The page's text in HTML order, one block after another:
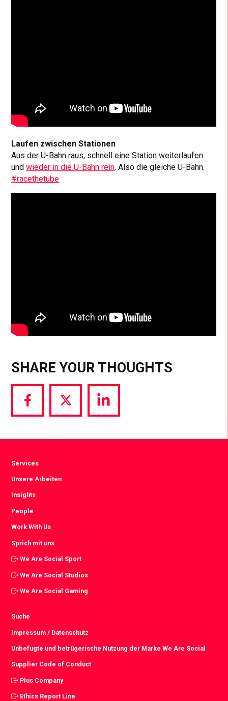
Laufen zwischen Stationen
Aus der U-Bahn raus, schnell eine Station weiterlaufen
undwieder in die U-Bahn rein. Also die gleiche U-Bahn.
#racethetube
SHARE YOUR THOUGHTS
Share
via
Share
via
Share
via
Services
Unsere Arbeiten
Insights
People
Work With Us
Sprich mit uns
We Are Social Sport
We Are Social Studios
We Are Social Gaming
Suche
Impressum / Datenschutz
Unbefugte und betrügerische Nutzung der Marke We Are Social
Supplier Code of Conduct
Plus Company
Ethics Report Line